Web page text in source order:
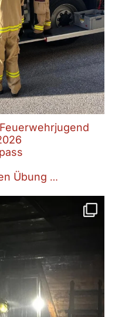
Übung …
Dachgeschoß